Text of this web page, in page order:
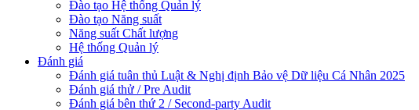
Đào tạo Hệ thống Quản lý
Đào tạo Năng suất
Năng suất Chất lượng
Hệ thống Quản lý
Đánh giá
Đánh giá tuân thủ Luật & Nghị định Bảo vệ Dữ liệu Cá Nhân 2025
Đánh giá thử / Pre Audit
Đánh giá bên thứ 2 / Second-party Audit